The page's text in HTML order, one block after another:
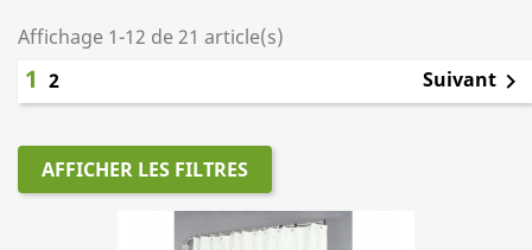
Affichage 1-12 de 21 article(s)
1 2 Suivant 
AFFICHER LES FILTRES